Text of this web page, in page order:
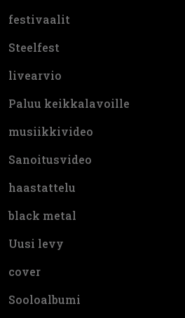
festivaalit
Steelfest
livearvio
Paluu keikkalavoille
musiikkivideo
Sanoitusvideo
haastattelu
black metal
Uusi levy
cover
Sooloalbumi